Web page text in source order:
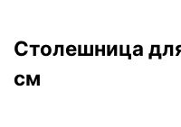
Столешница
см